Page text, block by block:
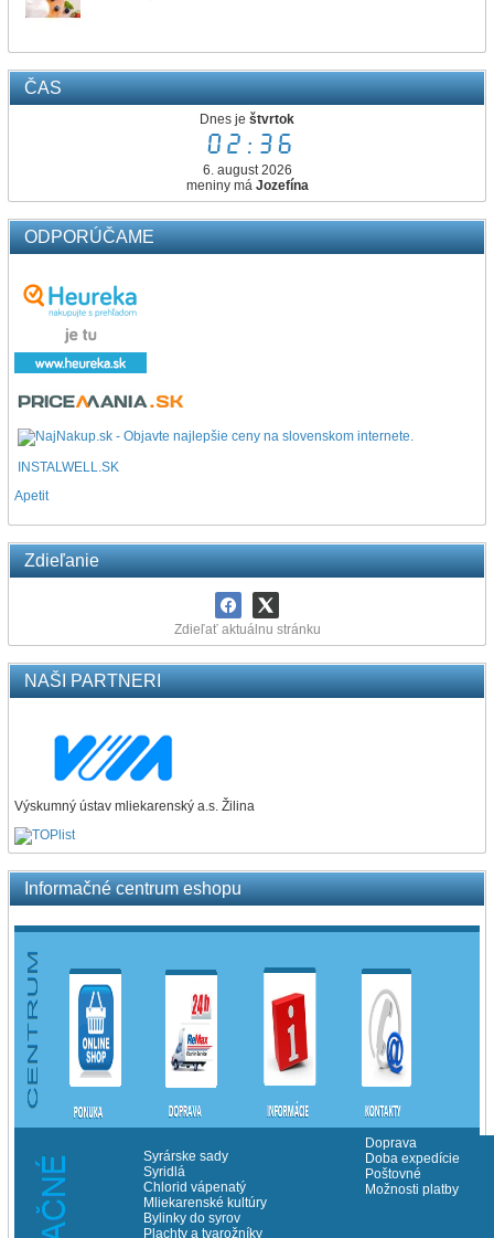
ČAS
Dnes je štvrtok
02:36
6. august 2026
meniny má Jozefína
ODPORÚČAME
INSTALWELL.SK
Apetit
Zdieľanie
Zdieľať aktuálnu stránku
NAŠI PARTNERI
Výskumný ústav mliekarenský a.s. Žilina
Informačné centrum eshopu
Syrárske sady
Syridlá
Chlorid vápenatý
Mliekarenské kultúry
Bylinky do syrov
Plachty a tvarožníky
Doprava
Doba expedície
Poštovné
Možnosti platby